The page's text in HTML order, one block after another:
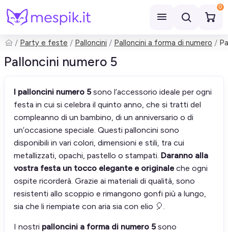
0
Cerca
Party e feste Palloncini Palloncini a forma di numero
Palloncini numero 5
I palloncini numero 5sono l’accessorio ideale per ogni
festa in cui si celebra il quinto anno, che si tratti del
compleanno di un bambino, di un anniversario o di
un’occasione speciale. Questi palloncini sono
disponibili in vari colori, dimensioni e stili, tra cui
metallizzati, opachi, pastello o stampati. Daranno alla
vostra festa un tocco elegante e originale che ogni
ospite ricorderà. Grazie ai materiali di qualità, sono
resistenti allo scoppio e rimangono gonfi più a lungo,
sia che li riempiate con aria sia con elio 🎈.
I nostri palloncini a forma di numero 5sono